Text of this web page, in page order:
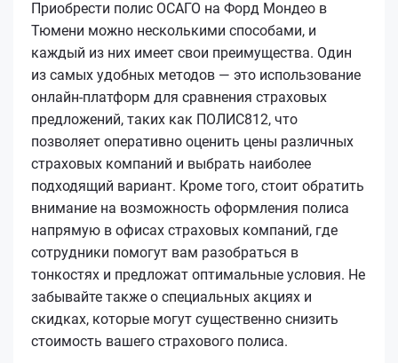
Приобрести полис ОСАГО на Форд Мондео в
Тюмени можно несколькими способами, и
каждый из них имеет свои преимущества. Один
из самых удобных методов — это использование
онлайн-платформ для сравнения страховых
предложений, таких как ПОЛИС812, что
позволяет оперативно оценить цены различных
страховых компаний и выбрать наиболее
подходящий вариант. Кроме того, стоит обратить
внимание на возможность оформления полиса
напрямую в офисах страховых компаний, где
сотрудники помогут вам разобраться в
тонкостях и предложат оптимальные условия. Не
забывайте также о специальных акциях и
скидках, которые могут существенно снизить
стоимость вашего страхового полиса.